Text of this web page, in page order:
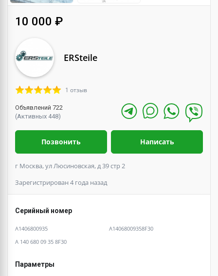
10 000 ₽
ERSteile
1 отзыв
Объявлений 722
(Активных 448)
Позвонить Написать
г Москва, ул Люсиновская, д 39 стр 2
Зарегистрирован 4 года назад
Серийный номер
A1406800935
A14068009358F30
A 140 680 09 35 8F30
Параметры